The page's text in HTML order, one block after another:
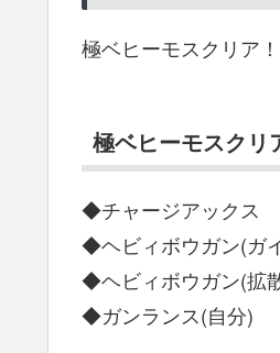
極ベヒーモスクリア
極ベヒーモスクリ
◆チャージアックス
◆ヘビィボウガン(ガ
◆ヘビィボウガン(拡
◆ガンランス(自分)